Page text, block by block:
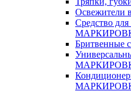
Средство
Бритвенные